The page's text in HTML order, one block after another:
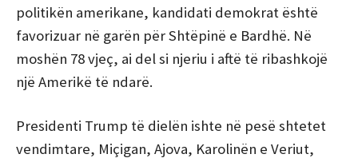
politikën amerikane, kandidati demokrat është
favorizuar në garën për Shtëpinë e Bardhë. Në
moshën 78 vjeç, ai del si njeriu i aftë të ribashkojë
një Amerikë të ndarë.
Presidenti Trump të dielën ishte në pesë shtetet
vendimtare, Miçigan, Ajova, Karolinën e Veriut,